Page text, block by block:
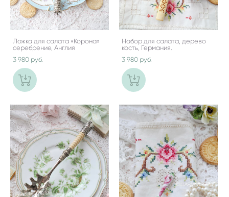
Ложка для салата «Корона»
серебрение, Англия
3 980 pуб.
Набор для салата, дерево
кость, Германия.
3 980 pуб.